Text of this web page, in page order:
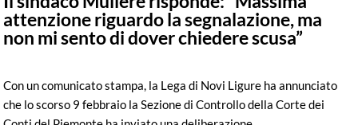
attenzione riguardo la segnalazione, ma
non mi sento di dover chiedere scusa”
Con un comunicato stampa, la Lega di Novi Ligure ha annunciato
che lo scorso 9 febbraio la Sezione di Controllo della Corte dei